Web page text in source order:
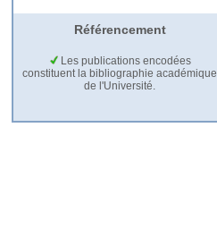
Référencement
Les publications encodées
constituent la bibliographie académique
de l'Université.